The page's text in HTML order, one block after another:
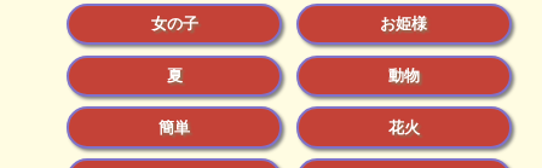
女の子 お姫様
夏 動物
簡単 花火